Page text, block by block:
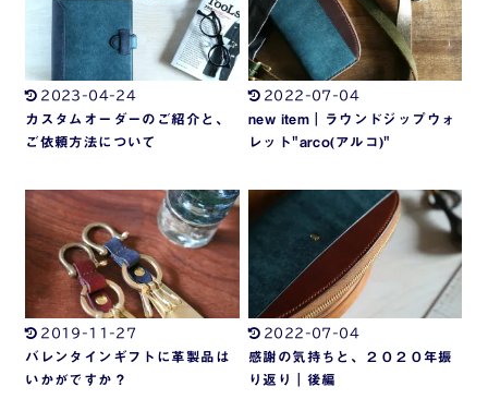
2023-04-24
カスタムオーダーのご紹介と、
ご依頼方法について
2022-07-04
new item｜ラウンドジップウォ
レット"arco(アルコ)"
2019-11-27
バレンタインギフトに革製品は
いかがですか？
2022-07-04
感謝の気持ちと、２０２０年振
り返り｜後編